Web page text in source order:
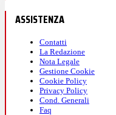
ASSISTENZA
Contatti
La Redazione
Nota Legale
Gestione Cookie
Cookie Policy
Privacy Policy
Cond. Generali
Faq